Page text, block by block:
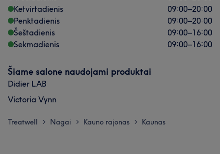
Ketvirtadienis
09:00–20:00
Penktadienis
09:00–20:00
Šeštadienis
09:00–16:00
Sekmadienis
09:00–16:00
Šiame salone naudojami produktai
Didier LAB
Victoria Vynn
Treatwell > Nagai > Kauno rajonas > Kaunas